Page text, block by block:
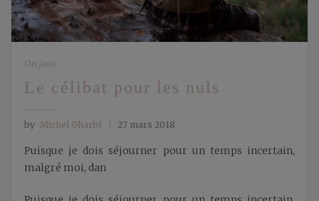
On jase
Le célibat pour les nuls
by Michel Gharbi 27 mars 2018
Puisque je dois séjourner pour un temps incertain,
malgré moi, dan